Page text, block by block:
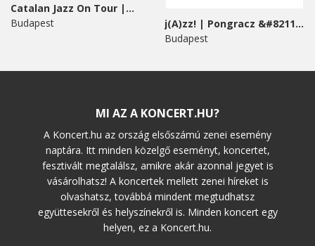
Catalan Jazz On Tour |...
Budapest
j(A)zz! | Pongracz &#8211;...
Budapest
MI AZ A KONCERT.HU?
A Koncert.hu az ország elsőszámú zenei esemény
naptára. Itt minden közelgő eseményt, koncertet,
fesztivált megtalálsz, amikre akár azonnal jegyet is
vásárolhatsz! A koncertek mellett zenei híreket is
olvashatsz, továbbá mindent megtudhatsz
együttesekről és helyszínekről is. Minden koncert egy
helyen, ez a Koncert.hu.